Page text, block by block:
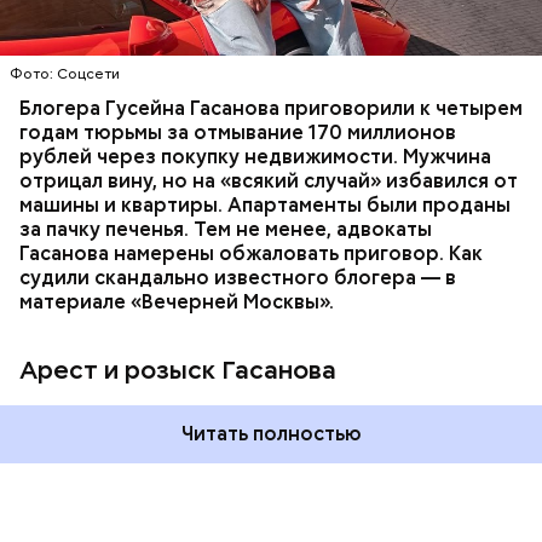
Фото: Соцсети
Блогера Гусейна Гасанова приговорили к четырем
годам тюрьмы за отмывание 170 миллионов
рублей через покупку недвижимости. Мужчина
отрицал вину, но на «всякий случай» избавился от
машины и квартиры. Апартаменты были проданы
за пачку печенья. Тем не менее, адвокаты
Гасанова намерены обжаловать приговор. Как
судили скандально известного блогера — в
материале «Вечерней Москвы».
Арест и розыск Гасанова
Читать полностью
ГАСАН ГУСЕЙНОВ
Началось расследование. В квартире потерпевших
Молодого человека задержали. На первом же
допросе он признался, что планировал отравить
только отчима. Тогда следователи посчитали, что
мотивом преступления была квартира родителей,
которая в случае их смерти перешла бы сыну. Но
спустя несколько дней Миссюра заявил, что ранее
уже травил других людей.